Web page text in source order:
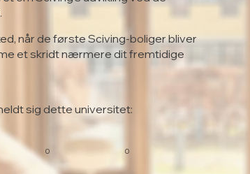
når de første Sciving-boliger bliver
et skridt nærmere dit fremtidige
sig dette universitet:
0
0